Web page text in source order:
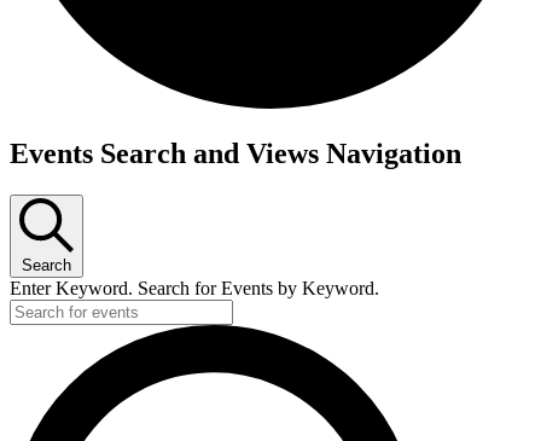
Events Search and Views Navigation
Search
Enter Keyword. Search for Events by Keyword.